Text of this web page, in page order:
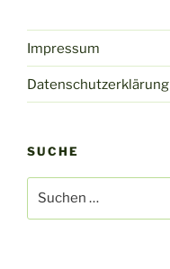
Impressum
Datenschutzerklärung
SUCHE
nach: